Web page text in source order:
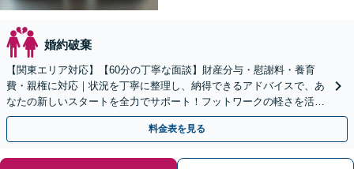
婚約破棄
【関東エリア対応】【60分の丁寧な面談】財産分与・慰謝料・養育
費・親権に対応｜状況を丁寧に整理し、納得できるアドバイスで、あ
なたの新しいスタートを全力でサポート！フットワークの軽さを活か
し、早期解決を目指します【立川駅7分：地域密着】
料金表を見る